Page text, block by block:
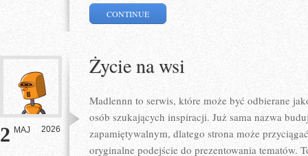
CONTINUE
2 MAJ 2026
Życie na wsi
Madlennn to serwis, które może być odbierane
osób szukających inspiracji. Już sama nazwa
zapamiętywalnym, dlatego strona może
oryginalne podejście do prezentowania tematów.